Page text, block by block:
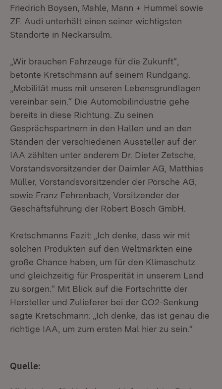
Friedrich Boysen, Mahle, Mann + Hummel sowie
ZF. Audi unterhält einen seiner wichtigsten
Standorte in Neckarsulm.
„Wir brauchen Fahrzeuge für die Zukunft“,
betonte Kretschmann auf seinem Rundgang.
„Mobilität muss mit unseren Lebensgrundlagen
vereinbar sein.“ Die Automobilindustrie gehe
bereits in diese Richtung. Zu seinen
Gesprächspartnern in den Hallen und an den
Ständen der verschiedenen Aussteller auf der
IAA zählten unter anderem Dr. Dieter Zetsche,
Vorstandsvorsitzender der Daimler AG, Matthias
Müller, Vorstandsvorsitzender der Porsche AG,
sowie Franz Fehrenbach, Vorsitzender der
Geschäftsführung der Robert Bosch GmbH.
Kretschmanns Fazit: „Ich denke, dass wir mit
solchen Produkten auf den Weltmärkten eine
große Chance haben, um für den Klimaschutz
und gleichzeitig für Prosperität in unserem Land
zu sorgen.“ Mit Blick auf die Fortschritte der
Hersteller und Zulieferer bei der CO2-Senkung
sagte Kretschmann: „Ich denke, das ist genau die
richtige IAA, um zum ersten Mal hier zu sein.“
Quelle: